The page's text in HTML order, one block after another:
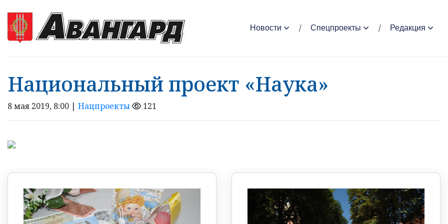
Новости Спецпроекты Редакция
Национальный проект «Наука»
8 мая 2019, 8:00 | Нацпроекты 121